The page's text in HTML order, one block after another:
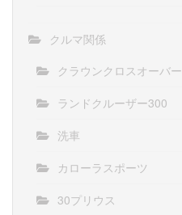
クルマ関係
クラウンクロスオーバー
ランドクルーザー300
洗車
カローラスポーツ
30プリウス